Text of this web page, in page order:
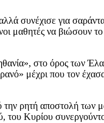
συνέχισε για
μαθητές να βιώσουν
στο όρος των
μέχρι που τον
ρητή αποστολή
του Κυρίου